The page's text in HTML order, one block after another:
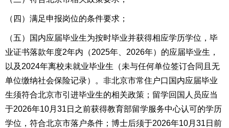
（四）满足申报岗位的条件要求；
（五）国内应届毕业生为按时毕业并获得相应学历学位，毕
业证书落款年度2年内（2025年、2026年）的应届毕业生，
以及2024年离校未就业毕业生（未与任何单位签订合同且无
单位缴纳社会保险记录）。非北京市常住户口国内应届毕业
生须符合北京市引进毕业生的相关政策；留学回国人员应当
于2026年10月31日之前获得教育部留学服务中心认可的学历
学位，符合北京市落户条件；博士后须于2026年10月31日前